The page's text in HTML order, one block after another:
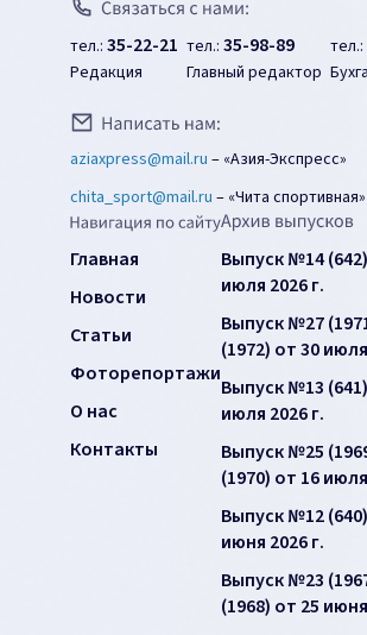
тел.: 35-22-21
Редакция
тел.: 35-98-89
Главный редактор
тел.:
aziaxpress@mail.ru – «Азия-Экспресс»
chita_sport@mail.ru – «Чита спортивная»
Главная
Новости
Статьи
Фоторепортажи
О нас
Контакты
Выпуск №14
июля 2026 г.
Выпуск №27
(1972) от 30
Выпуск №13
июля 2026 г.
Выпуск №25
(1970) от 16
Выпуск №12
июня 2026 г.
Выпуск №23
(1968) от 25